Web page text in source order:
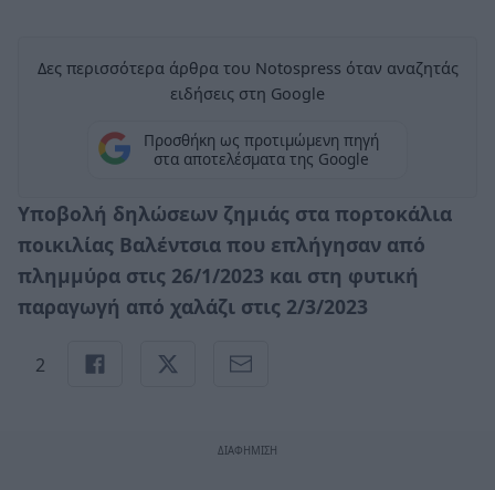
Δες περισσότερα άρθρα του Notospress όταν αναζητάς
ειδήσεις στη Google
Προσθήκη ως προτιμώμενη πηγή
στα αποτελέσματα της Google
Υποβολή δηλώσεων ζημιάς στα πορτοκάλια
ποικιλίας Βαλέντσια που επλήγησαν από
πλημμύρα στις 26/1/2023 και στη φυτική
παραγωγή από χαλάζι στις 2/3/2023
2